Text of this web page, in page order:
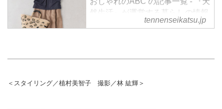
然生活』が運営する暮らしの情報
サイト。食やファッション、暮ら
tennenseikatsu.jp
＜スタイリング／植村美智子 撮影／林 紘輝＞